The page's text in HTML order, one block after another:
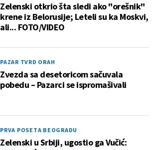
Zelenski otkrio šta sledi ako "orešnik"
krene iz Belorusije; Leteli su ka Moskvi,
ali... FOTO/VIDEO
PAZAR TVRD ORAH
Zvezda sa desetoricom sačuvala
pobedu – Pazarci se ispromašivali
PRVA POSETA BEOGRADU
Zelenski u Srbiji, ugostio ga Vučić: